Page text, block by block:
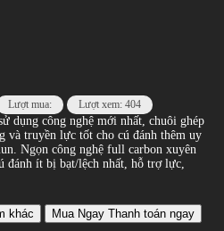
Lượt mua: Lượt xem: 404
dụng công nghệ mới nhất, chuôi ghép
và truyền lực tốt cho cú đánh thêm uy
Ngọn công nghệ full carbon xuyên
đánh ít bị bạt/lệch nhất, hỗ trợ lực,
khác Mua Ngay Thanh toán ngay